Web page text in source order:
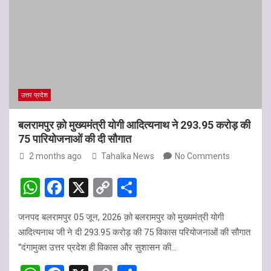
उत्तर प्रदेश
बलरामपुर क़ो मुख्यमंत्री योगी आदित्यनाथ ने 293.95 करोड़ की
75 पारियोजनाओं की दी सौगात
2 months ago Tahalka News No Comments
W
at
s
A
F
ce
b
o
X
C
py
Li
n
ar
e
जनपद बलरामपुर 05 जून, 2026 क़ो बलरामपुर को मुख्यमंत्री योगी
आदित्यनाथ जी ने दी 293.95 करोड़ की 75 विकास परियोजनाओं की सौगात
“दंगामुक्त उत्तर प्रदेश ही विकास और सुशासन की…